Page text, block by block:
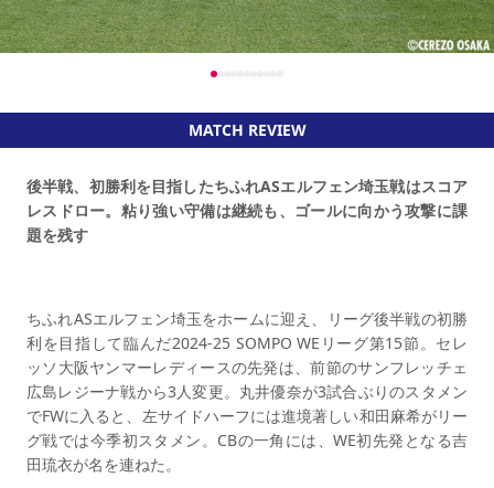
MATCH REVIEW
後半戦、初勝利を目指したちふれASエルフェン埼玉戦はスコア
レスドロー。粘り強い守備は継続も、ゴールに向かう攻撃に課
題を残す
ちふれASエルフェン埼玉をホームに迎え、リーグ後半戦の初勝
利を目指して臨んだ2024-25 SOMPO WEリーグ第15節。セレ
ッソ大阪ヤンマーレディースの先発は、前節のサンフレッチェ
広島レジーナ戦から3人変更。丸井優奈が3試合ぶりのスタメン
でFWに入ると、左サイドハーフには進境著しい和田麻希がリー
グ戦では今季初スタメン。CBの一角には、WE初先発となる吉
田琉衣が名を連ねた。